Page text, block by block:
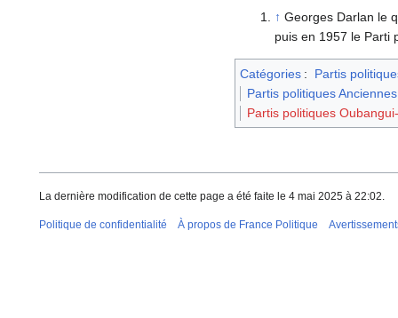
↑ Georges Darlan le
puis en 1957 le Parti
Catégories :
Partis
Partis politiques
Partis politiques
La dernière modification de cette page a été faite le 4 mai 2025 à 22:02.
Politique de confidentialité À propos de France Politique